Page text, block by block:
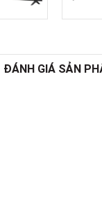
ĐÁNH GIÁ SẢN